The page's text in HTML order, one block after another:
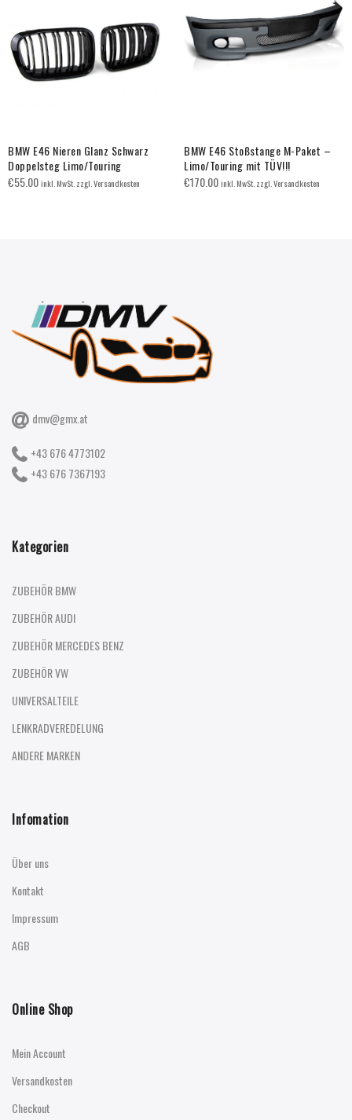
BMW E46 Nieren Glanz Schwarz
Doppelsteg Limo/Touring
€55.00inkl. MwSt. zzgl. Versandkosten
BMW E46 Stoßstange M-Paket –
Limo/Touring mit TÜV!!!
€170.00inkl. MwSt. zzgl. Versandkosten
dmv@gmx.at
+43 676 4773102
+43 676 7367193
Kategorien
ZUBEHÖR BMW
ZUBEHÖR AUDI
ZUBEHÖR MERCEDES BENZ
ZUBEHÖR VW
UNIVERSALTEILE
LENKRADVEREDELUNG
ANDERE MARKEN
Infomation
Über uns
Kontakt
Impressum
AGB
Online Shop
Mein Account
Versandkosten
Checkout